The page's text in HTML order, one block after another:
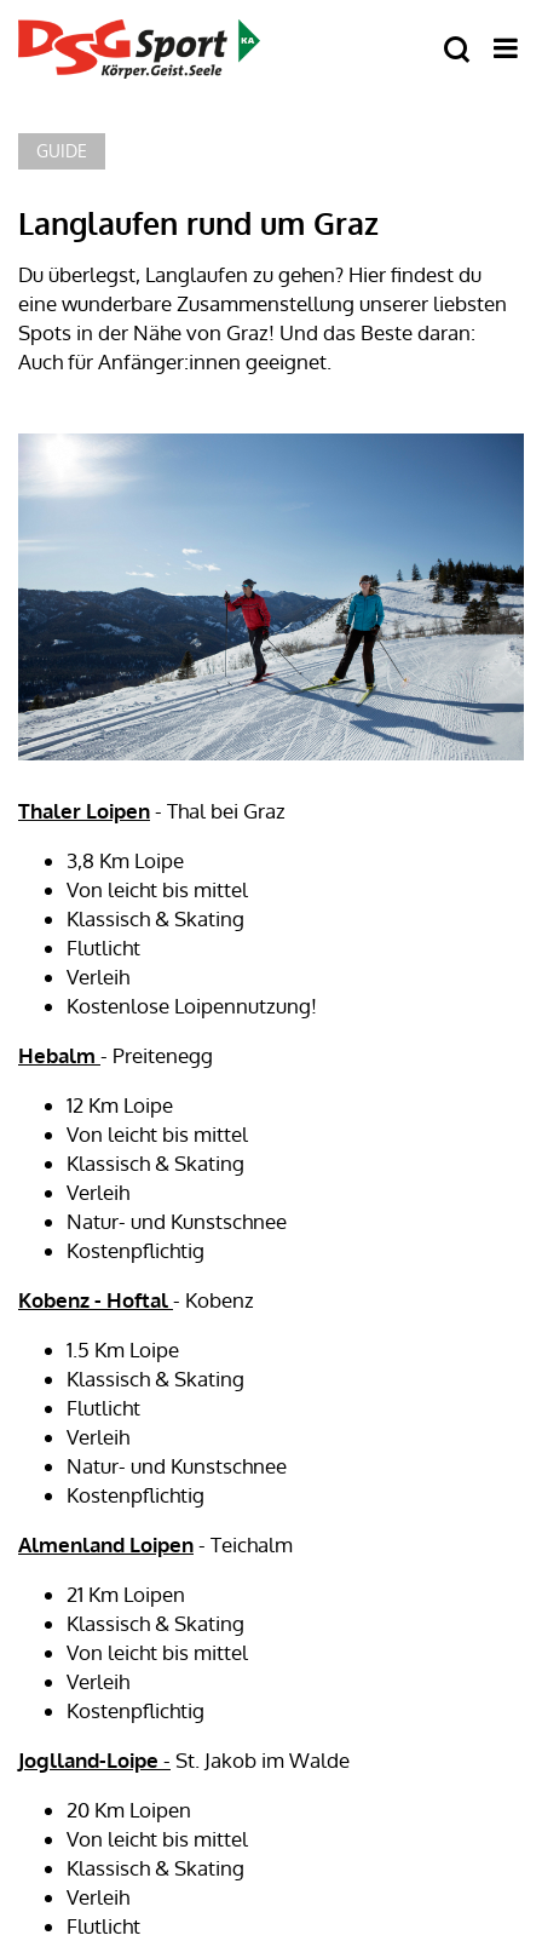
GUIDE
Langlaufen rund um Graz
Du überlegst, Langlaufen zu gehen? Hier findest du
eine wunderbare Zusammenstellung unserer liebsten
Spots in der Nähe von Graz! Und das Beste daran:
Auch für Anfänger:innen geeignet.
Thaler Loipen- Thal bei Graz
3,8 Km Loipe
Von leicht bis mittel
Klassisch & Skating
Flutlicht
Verleih
Kostenlose Loipennutzung!
Hebalm - Preitenegg
12 Km Loipe
Von leicht bis mittel
Klassisch & Skating
Verleih
Natur- und Kunstschnee
Kostenpflichtig
Kobenz - Hoftal- Kobenz
1.5 Km Loipe
Klassisch & Skating
Flutlicht
Verleih
Natur- und Kunstschnee
Kostenpflichtig
Almenland Loipen- Teichalm
21 Km Loipen
Klassisch & Skating
Von leicht bis mittel
Verleih
Kostenpflichtig
Joglland-Loipe - St. Jakob im Walde
20 Km Loipen
Von leicht bis mittel
Klassisch & Skating
Verleih
Flutlicht